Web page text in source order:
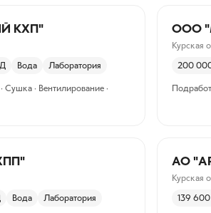
КХП"
Вода Лаборатория
Сушка · Вентилирование ·
ООО
Курская
200
Вода Лаборатория
АО
Курская
139 600